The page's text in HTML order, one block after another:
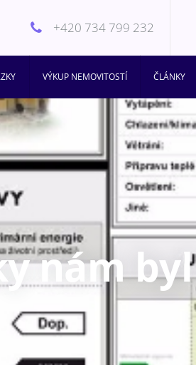
+420 734 799 232
VÝKUP NEMOVITOSTÍ ČLÁNKY
nám